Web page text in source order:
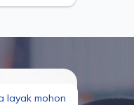
layak mohon